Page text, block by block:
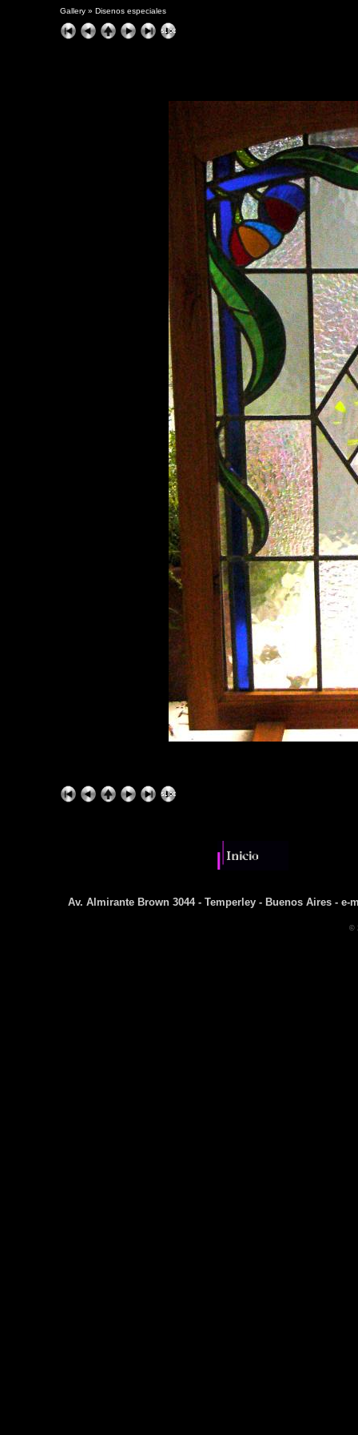
Gallery » Disenos especiales
Av. Almirante Brown 3044 - Temperley - Buenos Aires - e-
©